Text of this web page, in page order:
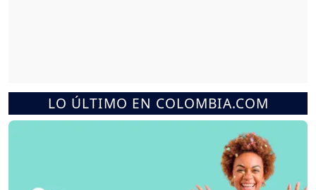
LO ÚLTIMO EN COLOMBIA.COM